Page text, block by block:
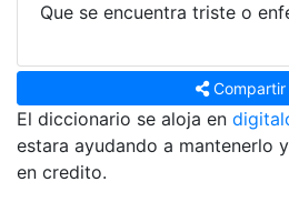
Que se encuentra triste o
Compartir
El diccionario se aloja en
estara ayudando a mantenerlo
en credito.